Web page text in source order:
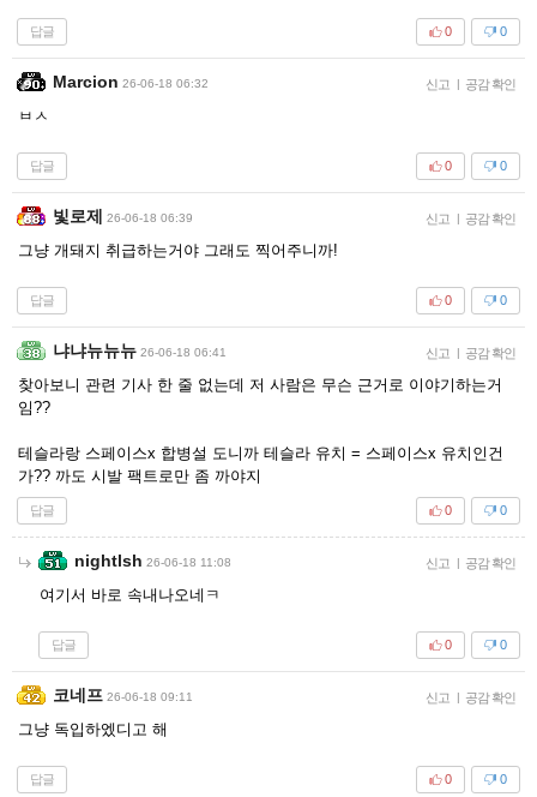
답글 0
0
Marcion 26-06-18 06:32 신고 | 공감 확인
ㅂㅅ
답글 0
0
빛로제 26-06-18 06:39 신고 | 공감 확인
그냥 개돼지 취급하는거야 그래도 찍어주니까!
답글 0
0
냐냐뉴뉴뉴 26-06-18 06:41 신고 | 공감 확인
찾아보니 관련 기사 한 줄 없는데 저 사람은 무슨 근거로 이야기하는거
임??
테슬라랑 스페이스x 합병설 도니까 테슬라 유치 = 스페이스x 유치인건
가?? 까도 시발 팩트로만 좀 까야지
답글 0
0
nightlsh 26-06-18 11:08 신고 | 공감 확인
여기서 바로 속내나오네ㅋ
답글 0
0
코네프 26-06-18 09:11 신고 | 공감 확인
그냥 독입하엤디고 해
답글 0
0